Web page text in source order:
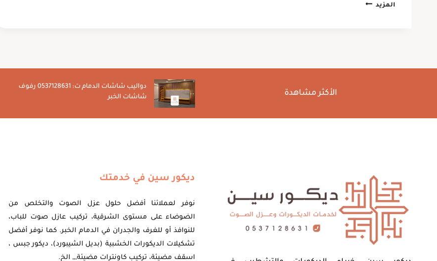
المزيدتركيب
الأكثر مشاهدة
دواليب شاشات الدمام ت: 0537128631 رفوف
شاشات الخبر
ديكور سين في خدمتك
نوفر لعملائنا أفضل حلول عزل الصوت والتخلص من
الضوضاء على مستوى الشرقية، تركيب عازل صوت للباب،
للنوافذ أو للغرف والجدران في الدمام الخبر. كما نوفر أفضل
تشكيلات الديكورات الخشبية (بديل الشيبورد)، ديكور جبس ،
اسقف مضيئة، تركيب كاونترات مضيئة,,, الخ.